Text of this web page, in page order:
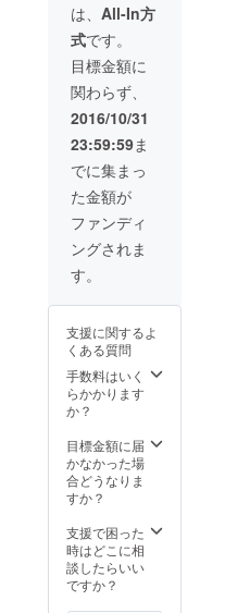
ルＴ
シャツ
（デ
ザイン
が変更
になる
可能性
があり
ます）
・マス
コット
キャラ
のプレ
イデー
マンな
（マ
スク、
Ｔシャ
ツ、つ
なぎの
セッ
ツ （デザイン
が変更になる可
能性がありま
す） ・マスコッ
トキャラのプレ
イデーマンなり
きりセット
シャツ、つなぎ
のセット） ・遊
び場づくりの専
門職である「プ
レイワーカー」
を派遣。 （派
遣時期は応相
談。遊びのイベ
ントの開催支援
や、遊びに関す
る勉強会などに
派遣します）
は、 All-In方
式です。
目標金額に
関わらず、
2016/10/31
23:59:59ま
でに集まっ
た金額が
ファンディ
ングされま
す。
支援に関するよ
くある質問
手数料はいく
らかかります
か？
目標金額に届
かなかった場
合どうなりま
すか？
支援で困った
時はどこに相
談したらいい
ですか？